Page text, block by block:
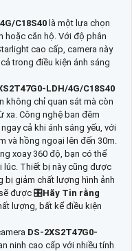
C18S40là một lựa chọn
hoặc căn hộ. Với độ phân
cao cấp, camera này
trong điều kiện ánh sáng
LDH/4G/C18S40
không chỉ quan sát mà còn
xa. Công nghệ ban đêm
cả khi ánh sáng yếu, với
và hồng ngoại lên đến 30m.
xoay 360 độ, bạn có thể
lúc. Thiết bị này cũng được
bị giảm chất lượng hình ảnh
sẽ được 🎛Hãy Tin rằng
lượng, bất kể điều kiện
DS-2XS2T47G0-
ninh cao cấp với nhiều tính